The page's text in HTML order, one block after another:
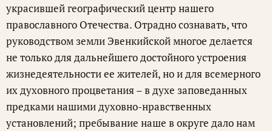
украсившей географический центр нашего
православного Отечества. Отрадно сознавать, что
руководством земли Эвенкийской многое делается
не только для дальнейшего достойного устроения
жизнедеятельности ее жителей, но и для всемерного
их духовного процветания – в духе заповеданных
предками нашими духовно-нравственных
установлений; пребывание наше в округе дало нам